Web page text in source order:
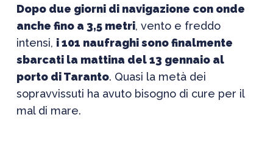
Dopo due giorni di navigazione con onde
anche fino a 3,5 metri, vento e freddo
intensi, i 101 naufraghi sono finalmente
sbarcati la mattina del 13 gennaio al
porto di Taranto. Quasi la metà dei
sopravvissuti ha avuto bisogno di cure per il
mal di mare.